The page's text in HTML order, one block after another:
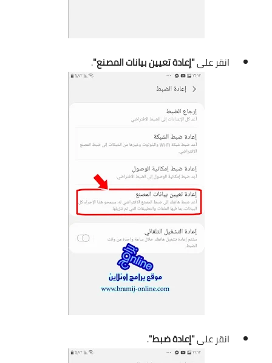
انقر على"إعادة تعيين بيانات المصنع".
انقر على"إعادة ضبط".